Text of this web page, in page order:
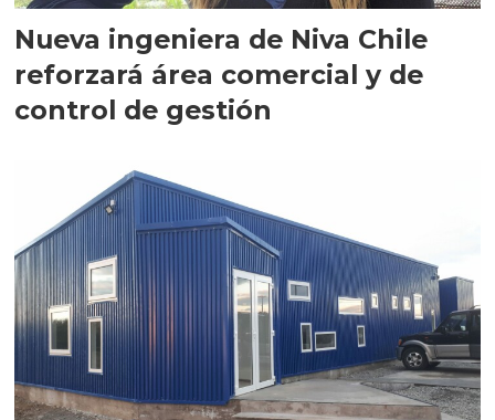
Nueva ingeniera de Niva Chile
reforzará área comercial y de
control de gestión